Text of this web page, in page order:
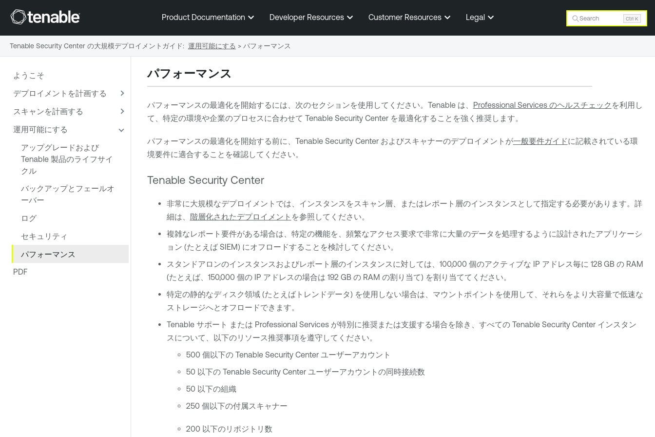
メインコンテンツに移動する
Product Documentation Developer Resources Customer Resources Legal Search Ctrl K
ようこそ
デプロイメントを計画する
スキャンを計画する
運用可能にする
アップグレードおよび
Tenable 製品のライフサイ
クル
バックアップとフェールオ
ーバー
ログ
セキュリティ
パフォーマンス
PDF
パフォーマンス
パフォーマンスの最適化を開始するには、次のセクションを使用してください。 Tenableは、 Professional Services のヘルスチェック を利用し
て、特定の環境や企業のプロセスに合わせて Tenable Security Centerを最適化することを強く推奨します。
パフォーマンスの最適化を開始する前に、 Tenable Security Centerおよびスキャナーのデプロイメントが一般要件ガイドに記載されている環
境要件に適合することを確認してください。
Tenable Security Center
非常に大規模なデプロイメントでは、インスタンスをスキャン層、またはレポート層のインスタンスとして指定する必要があります。詳
細は、 階層化されたデプロイメント を参照してください。
複雑なレポート要件がある場合は、特定の機能を、頻繁なアクセス要求で非常に大量のデータを処理するように設計されたアプリケーシ
ョン (たとえば SIEM) にオフロードすることを検討してください。
スタンドアロンのインスタンスおよびレポート層のインスタンスに対しては、100,000 個のアクティブな IP アドレス毎に 128 GB の RAM
(たとえば、150,000 個の IP アドレスの場合は 192 GB の RAM の割り当て) を割り当ててください。
特定の静的なディスク領域 (たとえばトレンドデータ) を使用しない場合は、マウントポイントを使用して、それらをより大容量で低速な
ストレージへとオフロードできます。
Tenable サポート
または Professional Services が特別に推奨または支援する場合を除き、すべての Tenable Security Centerインスタン
スについて、以下のリソース推奨事項を遵守してください。
500 個以下の Tenable Security Centerユーザーアカウント
50 以下の Tenable Security Centerユーザーアカウントの同時接続数
50 以下の組織
250 個以下の付属スキャナー
200 以下のリポジトリ数
Tenable Security Center の大規模デプロイメントガイド: 運用可能にする > パフォーマンス